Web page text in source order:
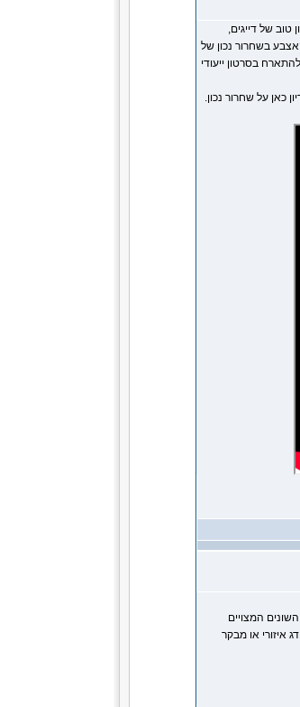
טוב של דייגים,
בשחרור נכון של
בסרטון ייעודי
כאן על שחרור נכון.
המצויים
איזורי או מבקר